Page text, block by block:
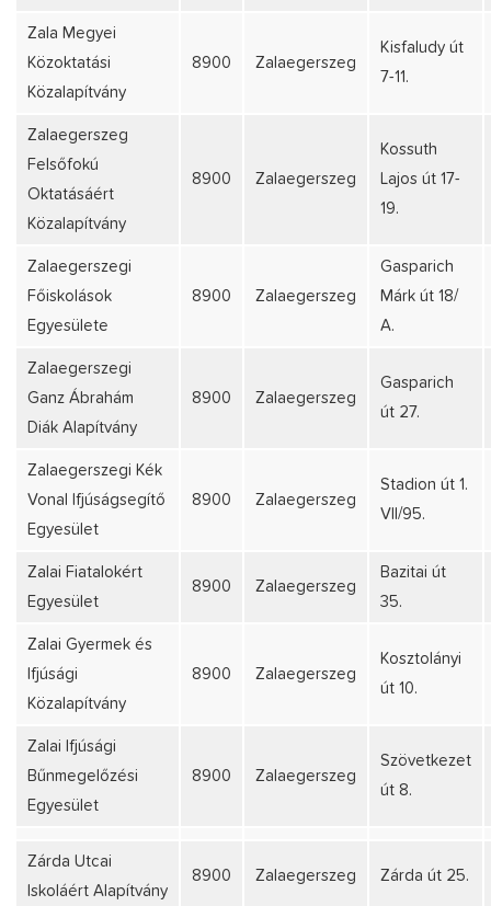
Zala Megyei
Közoktatási
Közalapítvány
8900 Zalaegerszeg
Kisfaludy út
7-11.
Zalaegerszeg
Felsőfokú
Oktatásáért
Közalapítvány
8900 Zalaegerszeg
Kossuth
Lajos út 17-
19.
Zalaegerszegi
Főiskolások
Egyesülete
8900 Zalaegerszeg
Gasparich
Márk út 18/
A.
Zalaegerszegi
Ganz Ábrahám
Diák Alapítvány
8900 Zalaegerszeg
Gasparich
út 27.
Zalaegerszegi Kék
Vonal Ifjúságsegítő
Egyesület
8900 Zalaegerszeg
Stadion út 1.
VII/95.
Zalai Fiatalokért
Egyesület
8900 Zalaegerszeg
Bazitai út
35.
Zalai Gyermek és
Ifjúsági
Közalapítvány
8900 Zalaegerszeg
Kosztolányi
út 10.
Zalai Ifjúsági
Bűnmegelőzési
Egyesület
8900 Zalaegerszeg
Szövetkezet
út 8.
Zárda Utcai
Iskoláért Alapítvány
8900 Zalaegerszeg Zárda út 25.